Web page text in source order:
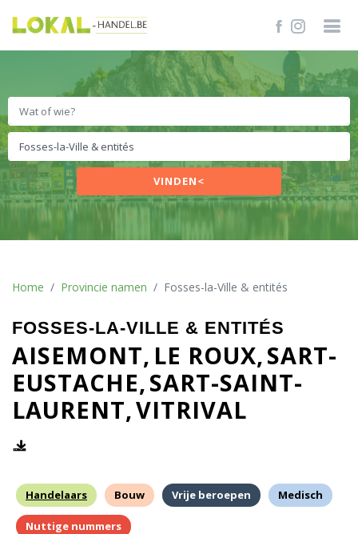
VINDEN<
Home Provincie namen Fosses-la-Ville & entités
FOSSES-LA-VILLE & ENTITÉS
AISEMONT LE ROUX SART-
EUSTACHE SART-SAINT-
LAURENT VITRIVAL
Handelaars Bouw Vrije beroepen Medisch
Nuttige nummers